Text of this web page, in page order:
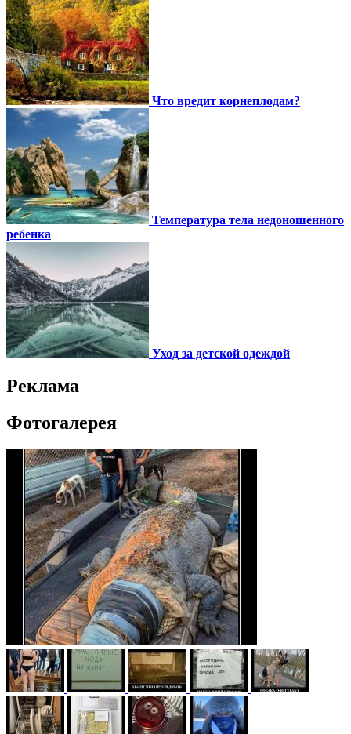
Что вредит корнеплодам?
Температура тела недоношенного
ребенка
Уход за детской одеждой
Реклама
Фотогалерея